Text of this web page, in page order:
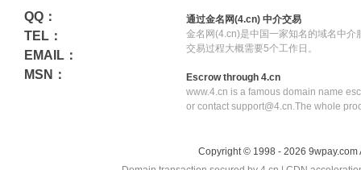
QQ：
TEL：
EMAIL：
MSN：
通过金名网(4.cn) 中介交易
金名网(4.cn)是中国一家知名的域名中介
交易过程大概需要5个工作日。
Escrow through 4.cn
www.4.cn is a famous domain name
or contact support@4.cn.The whole
Copyright © 1998 - 2026 9wpay.com